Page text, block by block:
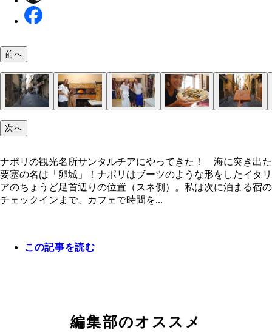
がらコーヒーをいただく。浮いてるみたいに撮れ
ーボ
ラ聖堂
前へ
次へ
ナポリの観光名所サンタルチアにやってきた！ 海に突き出た
要塞の名は「卵城」！ナポリはブーツのような形をしたイタリ
アのちょうど足首辺りの位置（スネ側）。私は次に泊まる宿の
チェックインまで、カフェで時間を...
この記事を読む
編集部のオススメ